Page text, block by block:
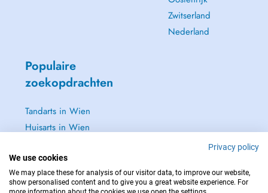
Zwitserland
Nederland
Populaire
zoekopdrachten
Tandarts in Wien
Huisarts in Wien
Dermatoloog in Baden
Zie alle →
Privacy policy
We use cookies
We may place these for analysis of our visitor data, to improve our website,
show personalised content and to give you a great website experience. For